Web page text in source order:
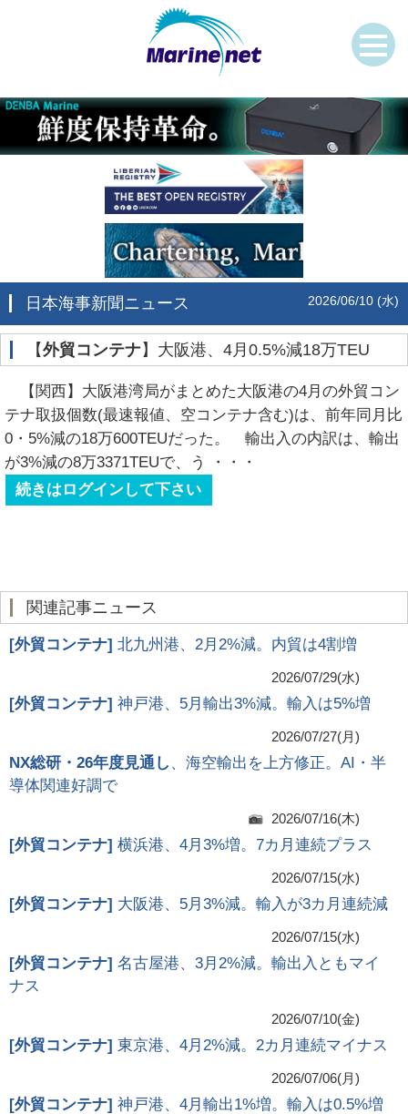
日本海事新聞ニュース 2026/06/10 (水)
‌【外貿コンテナ】大阪港、4月0.5%減18万TEU
【関西】大阪港湾局がまとめた大阪港の4月の外貿コン
テナ取扱個数(最速報値、空コンテナ含む)は、前年同月比
0・5%減の18万600TEUだった。 輸出入の内訳は、輸出
が3%減の8万3371TEUで、う
・・・
続きはログインして下さい
関連記事ニュース
[外貿コンテナ] 北九州港、2月2%減。内貿は4割増
2026/07/29(水)
[外貿コンテナ] 神戸港、5月輸出3%減。輸入は5%増
2026/07/27(月)
NX総研・26年度見通し 、海空輸出を上方修正。AI・半
導体関連好調で
2026/07/16(木)
[外貿コンテナ] 横浜港、4月3%増。7カ月連続プラス
2026/07/15(水)
[外貿コンテナ] 大阪港、5月3%減。輸入が3カ月連続減
2026/07/15(水)
[外貿コンテナ] 名古屋港、3月2%減。輸出入ともマイ
ナス
2026/07/10(金)
[外貿コンテナ] 東京港、4月2%減。2カ月連続マイナス
2026/07/06(月)
[外貿コンテナ] 神戸港、4月輸出1%増。輸入は0.5%増